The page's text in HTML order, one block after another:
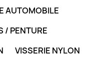
AUTOMOBILE
/ PENTURE
VISSERIE NYLON